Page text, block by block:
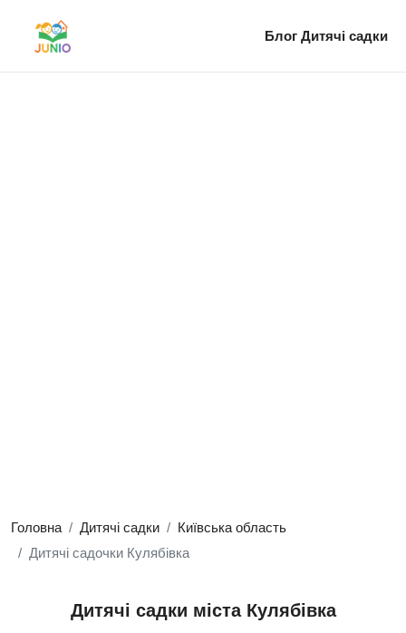
Блог Дитячі садки
Головна Дитячі садки
Київська область
Дитячі садочки Кулябівка
Дитячі садки міста Кулябівка